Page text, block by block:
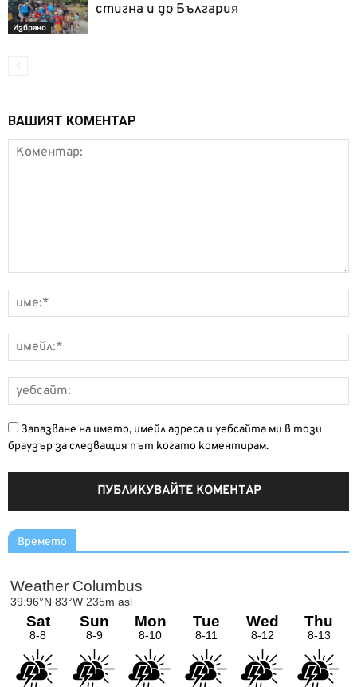
Избрано
стигна и до България
ВАШИЯТ КОМЕНТАР
Запазване на името, имейл адреса и уебсайта ми в този
браузър за следващия път когато коментирам.
Времето